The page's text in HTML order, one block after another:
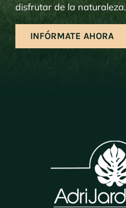
disfrutar de la naturaleza.
INFÓRMATE AHORA